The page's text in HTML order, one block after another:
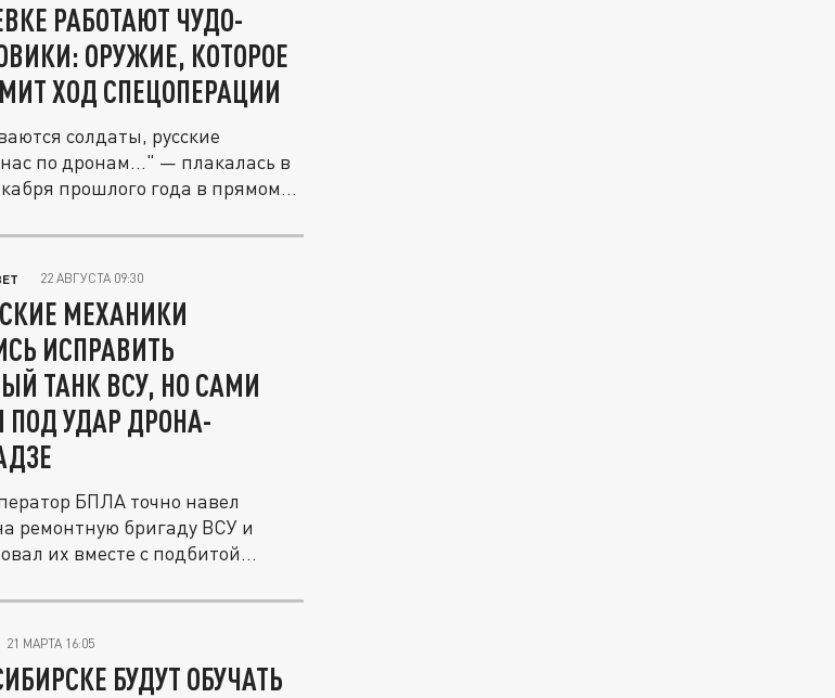
РАБОТАЮТ ЧУДО-
ОРУЖИЕ, КОТОРОЕ
ХОД СПЕЦОПЕРАЦИИ
солдаты, русские
по дронам…" — плакалась в
прошлого года в прямом...
22 АВГУСТА 09:30
МЕХАНИКИ
ИСПРАВИТЬ
ТАНК ВСУ, НО САМИ
ПОД УДАР ДРОНА-
БПЛА точно навел
ремонтную бригаду ВСУ и
их вместе с подбитой...
21 МАРТА 16:05
БУДУТ ОБУЧАТЬ